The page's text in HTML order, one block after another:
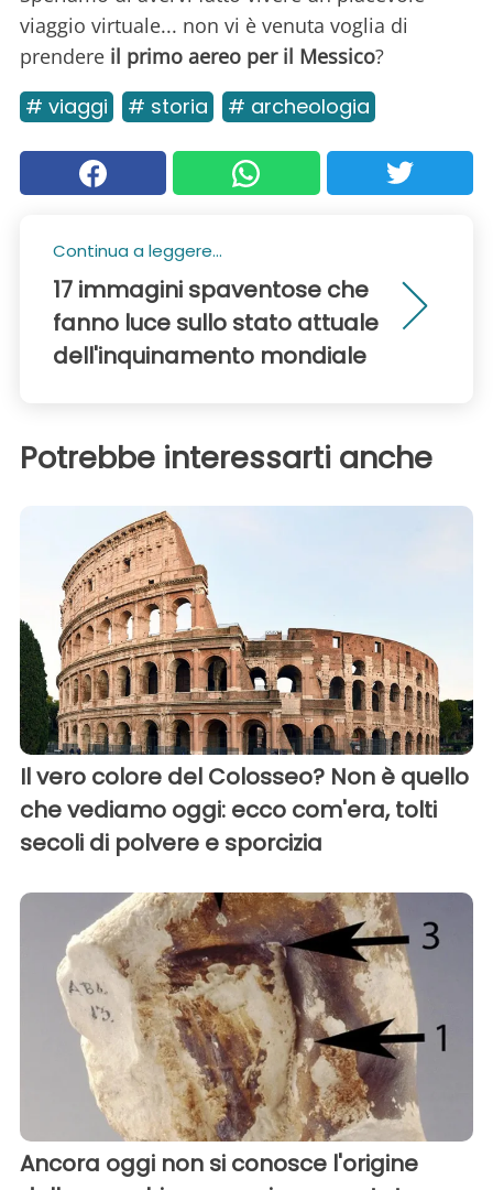
viaggio virtuale... non vi è venuta voglia di
prendere il primo aereo per il Messico?
# viaggi # storia # archeologia
Continua a leggere...
17 immagini spaventose che
fanno luce sullo stato attuale
dell'inquinamento mondiale
Potrebbe interessarti anche
Il vero colore del Colosseo? Non è quello
che vediamo oggi: ecco com'era, tolti
secoli di polvere e sporcizia
Ancora oggi non si conosce l'origine